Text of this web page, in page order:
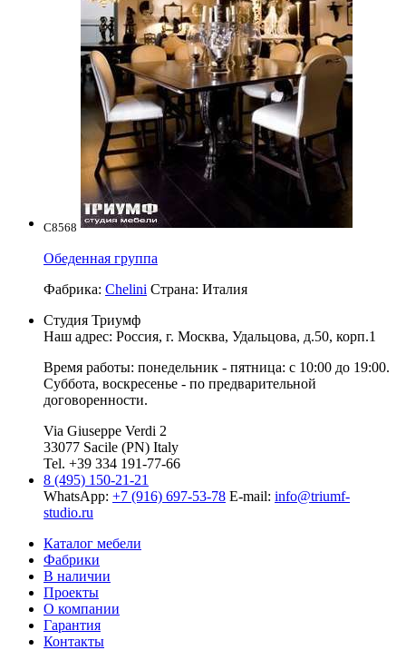
C8568
Обеденная группа
Фабрика: Chelini Страна: Италия
Студия Триумф
Наш адрес: Россия, г. Москва, Удальцова, д.50, корп.1
Время работы: понедельник - пятница: с 10:00 до 19:00.
Суббота, воскресенье - по предварительной
договоренности.
Via Giuseppe Verdi 2
33077 Sacile (PN) Italy
Tel. +39 334 191-77-66
8 (495) 150-21-21
WhatsApp: +7 (916) 697-53-78 E-mail: info@triumf-
studio.ru
Каталог мебели
Фабрики
В наличии
Проекты
О компании
Гарантия
Контакты